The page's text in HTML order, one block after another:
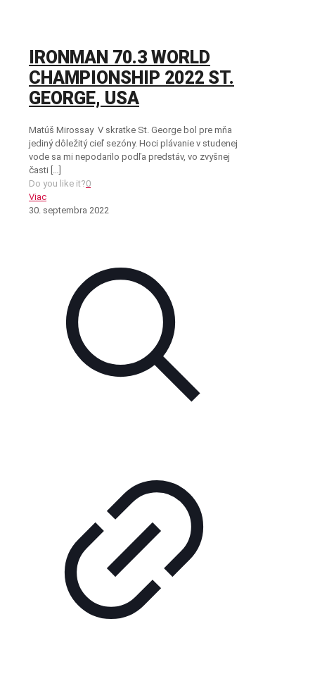
IRONMAN 70.3 WORLD
CHAMPIONSHIP 2022 ST.
GEORGE, USA
Matúš Mirossay V skratke St. George bol pre mňa
jediný dôležitý cieľ sezóny. Hoci plávanie v studenej
vode sa mi nepodarilo podľa predstáv, vo zvyšnej
časti […]
Do you like it?0
Viac
30. septembra 2022